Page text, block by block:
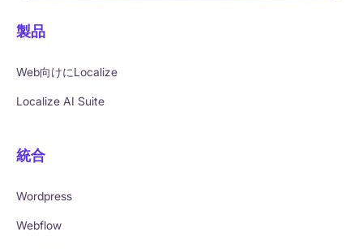
製品
Web向けにLocalize
Localize AI Suite
統合
Wordpress
Webflow